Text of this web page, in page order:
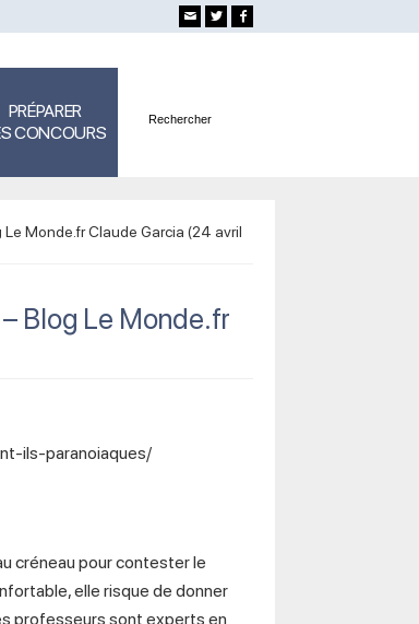
PRÉPARER
CONCOURS
Monde.fr Claude Garcia (24 avril
Blog Le Monde.fr
ils-paranoiaques/
créneau pour contester le
elle risque de donner
professeurs sont experts en